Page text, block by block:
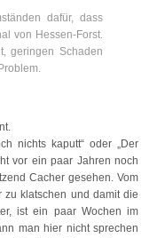
dafür, dass
von Hessen-Forst.
geringen Schaden
nichts kaputt“ oder „Der
vor ein paar Jahren noch
Cacher gesehen. Vom
klatschen und damit die
ist ein paar Wochen im
man hier nicht sprechen